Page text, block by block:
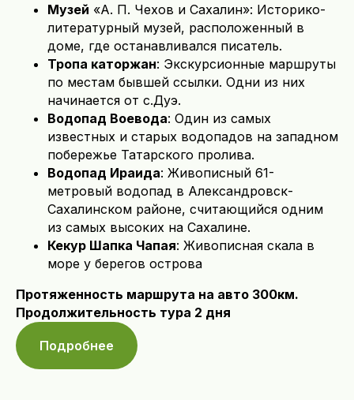
Музей «А. П. Чехов и Сахалин»: Историко-
литературный музей, расположенный в
доме, где останавливался писатель.
Тропа каторжан: Экскурсионные маршруты
по местам бывшей ссылки. Одни из них
начинается от с.Дуэ.
Водопад Воевода: Один из самых
известных и старых водопадов на западном
побережье Татарского пролива.
Водопад Ираида: Живописный 61-
метровый водопад в Александровск-
Сахалинском районе, считающийся одним
из самых высоких на Сахалине.
Кекур Шапка Чапая: Живописная скала в
море у берегов острова
Протяженность маршрута на авто 300км.
Продолжительность тура 2 дня
Подробнее